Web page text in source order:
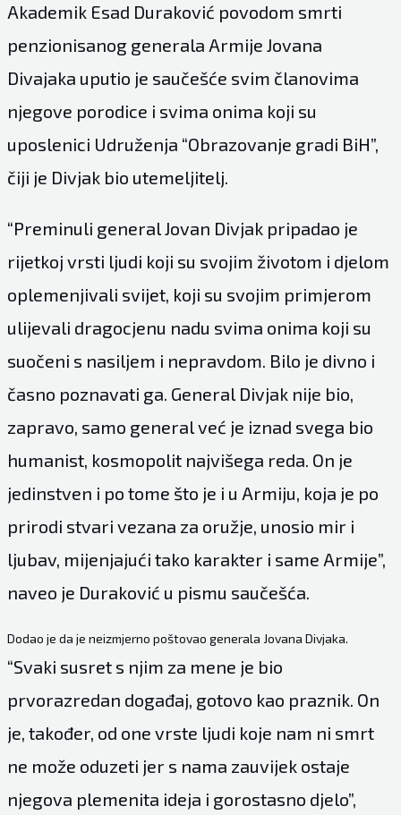
Akademik Esad Duraković povodom smrti
penzionisanog generala Armije Jovana
Divajaka uputio je saučešće svim članovima
njegove porodice i svima onima koji su
uposlenici Udruženja “Obrazovanje gradi BiH”,
čiji je Divjak bio utemeljitelj.
“Preminuli general Jovan Divjak pripadao je
rijetkoj vrsti ljudi koji su svojim životom i djelom
oplemenjivali svijet, koji su svojim primjerom
ulijevali dragocjenu nadu svima onima koji su
suočeni s nasiljem i nepravdom. Bilo je divno i
časno poznavati ga. General Divjak nije bio,
zapravo, samo general već je iznad svega bio
humanist, kosmopolit najvišega reda. On je
jedinstven i po tome što je i u Armiju, koja je po
prirodi stvari vezana za oružje, unosio mir i
ljubav, mijenjajući tako karakter i same Armije”,
naveo je Duraković u pismu saučešća.
Dodao je da je neizmjerno poštovao generala Jovana Divjaka.
“Svaki susret s njim za mene je bio
prvorazredan događaj, gotovo kao praznik. On
je, također, od one vrste ljudi koje nam ni smrt
ne može oduzeti jer s nama zauvijek ostaje
njegova plemenita ideja i gorostasno djelo”,